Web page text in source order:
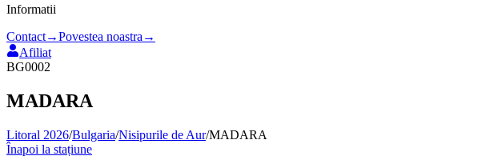
Informatii
Contact→Povestea noastra →
Afiliat
BG0002
MADARA
Litoral 2026/Bulgaria/Nisipurile de Aur/MADARA
Înapoi la stațiune